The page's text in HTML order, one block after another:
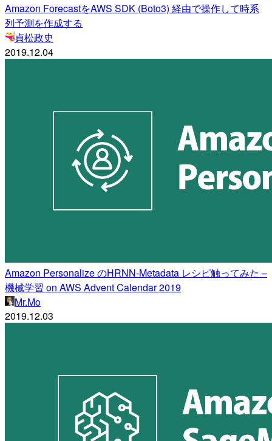
Amazon ForecastをAWS SDK (Boto3) 経由で操作して時系
列予測を作成する
貞松政史
2019.12.04
Amazon Personalize のHRNN-Metadata レシピ触ってみた –
機械学習 on AWS Advent Calendar 2019
Mr.Mo
2019.12.03